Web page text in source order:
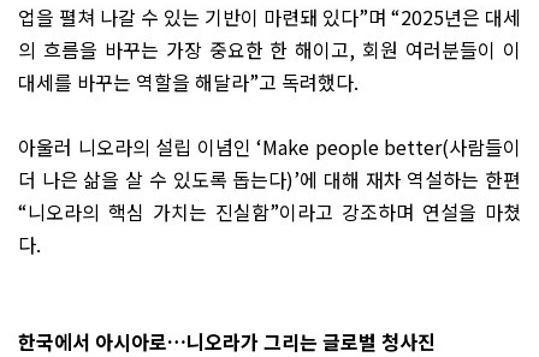
업을 펼쳐 나갈 수 있는 기반이 마련돼 있다”며 “2025년은 대세
의 흐름을 바꾸는 가장 중요한 한 해이고, 회원 여러분들이 이
대세를 바꾸는 역할을 해달라”고 독려했다.
아울러 니오라의 설립 이념인 ‘Make people better(사람들이
더 나은 삶을 살 수 있도록 돕는다)’에 대해 재차 역설하는 한편
“니오라의 핵심 가치는 진실함”이라고 강조하며 연설을 마쳤
다.
한국에서 아시아로…니오라가 그리는 글로벌 청사진